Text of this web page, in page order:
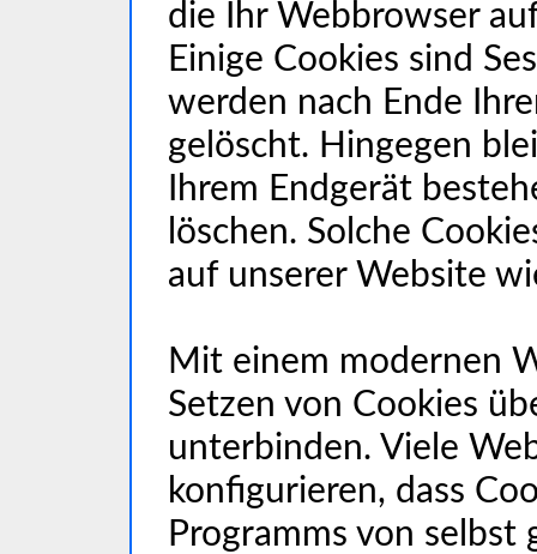
die Ihr Webbrowser
Einige Cookies sind
werden nach Ende
gelöscht. Hingegen
Ihrem Endgerät
löschen. Solche
auf unserer Website
Mit einem modernen
Setzen von Cookies
unterbinden. Viele
konfigurieren, dass
Programms von selbst